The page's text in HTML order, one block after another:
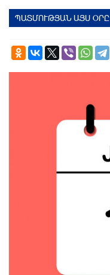
ՊԱՏՄՈՒԹՅԱՆ ԱՅՍ ՕՐԸ